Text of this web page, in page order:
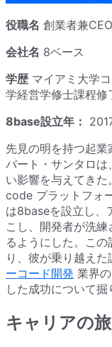
役職名 創業者兼CEO
会社名 8ベース
学歴 マイアミ大学
学経営学修士課程修
8base設立年：
先見の明を持つ起
バート・サンタロは
い影響を与えてき
code プラットフォ
は8baseを設立し、
こし、開発者が洗
るようにした。こ
り、彼が乗り越え
ーコード開発 業界
した成功について掘
キャリアの旅